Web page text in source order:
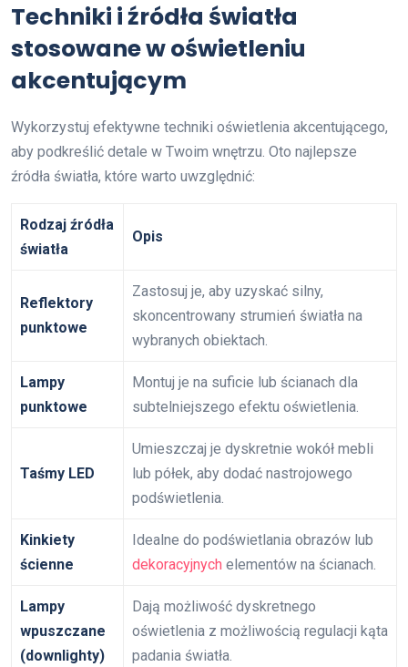
Techniki i źródła światła
stosowane w oświetleniu
akcentującym
Wykorzystuj efektywne techniki oświetlenia akcentującego,
aby podkreślić detale w Twoim wnętrzu. Oto najlepsze
źródła światła, które warto uwzględnić:
Rodzaj źródła
światła
Opis
Reflektory
punktowe
Zastosuj je, aby uzyskać silny,
skoncentrowany strumień światła na
wybranych obiektach.
Lampy
punktowe
Montuj je na suficie lub ścianach dla
subtelniejszego efektu oświetlenia.
Taśmy LED
Umieszczaj je dyskretnie wokół mebli
lub półek, aby dodać nastrojowego
podświetlenia.
Kinkiety
ścienne
Idealne do podświetlania obrazów lub
dekoracyjnych elementów na ścianach.
Lampy
wpuszczane
(downlighty)
Dają możliwość dyskretnego
oświetlenia z możliwością regulacji kąta
padania światła.